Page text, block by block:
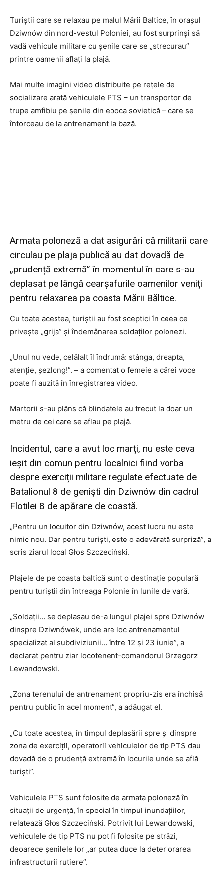
Turiștii care se relaxau pe malul Mării Baltice, în orașul
Dziwnów din nord-vestul Poloniei, au fost surprinși să
vadă vehicule militare cu șenile care se „strecurau”
printre oamenii aflați la plajă.
Mai multe imagini video distribuite pe rețele de
socializare arată vehiculele PTS – un transportor de
trupe amfibiu pe șenile din epoca sovietică – care se
întorceau de la antrenament la bază.
Armata poloneză a dat asigurări că militarii care
circulau pe plaja publică au dat dovadă de
„prudență extremă” în momentul în care s-au
deplasat pe lângă cearșafurile oamenilor veniți
pentru relaxarea pa coasta Mării Băltice.
Cu toate acestea, turiștii au fost sceptici în ceea ce
privește „grija” și îndemânarea soldaților polonezi.
„Unul nu vede, celălalt îl îndrumă: stânga, dreapta,
atenție, șezlong!”. – a comentat o femeie a cărei voce
poate fi auzită în înregistrarea video.
Martorii s-au plâns că blindatele au trecut la doar un
metru de cei care se aflau pe plajă.
Incidentul, care a avut loc marți, nu este ceva
ieșit din comun pentru localnici fiind vorba
despre exerciții militare regulate efectuate de
Batalionul 8 de geniști din Dziwnów din cadrul
Flotilei 8 de apărare de coastă.
„Pentru un locuitor din Dziwnów, acest lucru nu este
nimic nou. Dar pentru turiști, este o adevărată surpriză”, a
scris ziarul local Głos Szczeciński.
Plajele de pe coasta baltică sunt o destinație populară
pentru turiștii din întreaga Polonie în lunile de vară.
„Soldații… se deplasau de-a lungul plajei spre Dziwnów
dinspre Dziwnówek, unde are loc antrenamentul
specializat al subdiviziunii… între 12 și 23 iunie”, a
declarat pentru ziar locotenent-comandorul Grzegorz
Lewandowski.
„Zona terenului de antrenament propriu-zis era închisă
pentru public în acel moment”, a adăugat el.
„Cu toate acestea, în timpul deplasării spre și dinspre
zona de exerciții, operatorii vehiculelor de tip PTS dau
dovadă de o prudență extremă în locurile unde se află
turiști”.
Vehiculele PTS sunt folosite de armata poloneză în
situații de urgență, în special în timpul inundațiilor,
relatează Głos Szczeciński. Potrivit lui Lewandowski,
vehiculele de tip PTS nu pot fi folosite pe străzi,
deoarece șenilele lor „ar putea duce la deteriorarea
infrastructurii rutiere”.